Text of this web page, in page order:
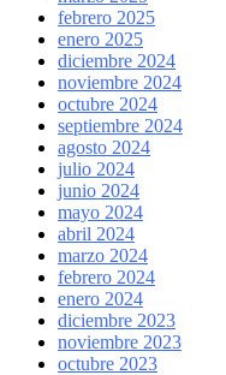
febrero 2025
enero 2025
diciembre 2024
noviembre 2024
octubre 2024
septiembre 2024
agosto 2024
julio 2024
junio 2024
mayo 2024
abril 2024
marzo 2024
febrero 2024
enero 2024
diciembre 2023
noviembre 2023
octubre 2023